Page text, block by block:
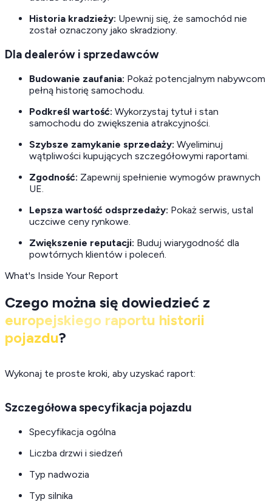
Historia kradzieży: Upewnij się, że samochód nie
został oznaczony jako skradziony.
Dla dealerów i sprzedawców
Budowanie zaufania: Pokaż potencjalnym nabywcom
pełną historię samochodu.
Podkreśl wartość: Wykorzystaj tytuł i stan
samochodu do zwiększenia atrakcyjności.
Szybsze zamykanie sprzedaży: Wyeliminuj
wątpliwości kupujących szczegółowymi raportami.
Zgodność: Zapewnij spełnienie wymogów prawnych
UE.
Lepsza wartość odsprzedaży: Pokaż serwis, ustal
uczciwe ceny rynkowe.
Zwiększenie reputacji: Buduj wiarygodność dla
powtórnych klientów i poleceń.
What's Inside Your Report
Czego można się dowiedzieć z
europejskiego raportu historii
pojazdu?
Wykonaj te proste kroki, aby uzyskać raport:
Szczegółowa specyfikacja pojazdu
Specyfikacja ogólna
Liczba drzwi i siedzeń
Typ nadwozia
Typ silnika